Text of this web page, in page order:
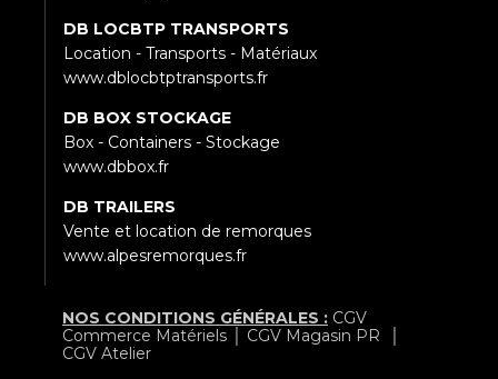
DB LOCBTP TRANSPORTS
Location - Transports - Matériaux
www.dblocbtptransports.fr
DB BOX STOCKAGE
Box - Containers - Stockage
www.dbbox.fr
DB TRAILERS
Vente et location de remorques
www.alpesremorques.fr
NOS CONDITIONS GÉNÉRALES : CGV
Commerce Matériels
CGV Magasin PR
CGV Atelier